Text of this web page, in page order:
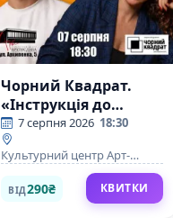
Чорний Квадрат.
«Інструкція до
чоловіка. Гарантія
щастя»
7 серпня 2026 18:30
Культурний центр Арт-
ВІД290₴ КВИТКИ